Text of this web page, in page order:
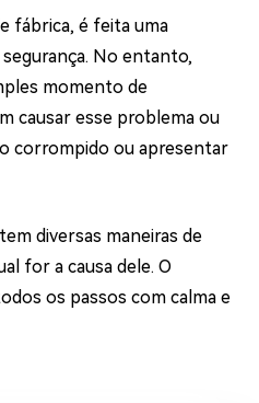
fábrica, é feita uma
No entanto,
momento de
causar esse problema ou
corrompido ou apresentar
diversas maneiras de
for a causa dele. O
os passos com calma e